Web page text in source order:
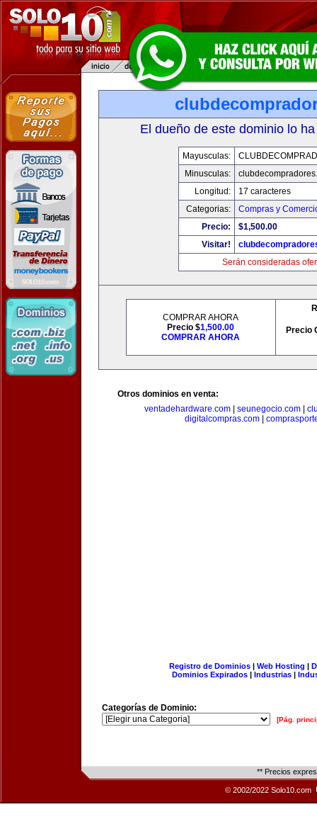
El dueño de este dominio lo
Mayusculas:
Minusculas:
Longitud:
17 caracteres
Categorias:
Compras y
Precio:
$1,500.00
Visitar!
Serán consideradas
COMPRAR AHORA
Precio $1,500.00
COMPRAR AHORA
Precio
Otros dominios en venta:
ventadehardware.com| seunegocio.com|
digitalcompras.com
Registro de Dominios| Web Hosting |
Dominios Expirados | Industrias |
Categorías de Dominio:
[Pág.
** Precios
© 2002/2022 Solo10.com